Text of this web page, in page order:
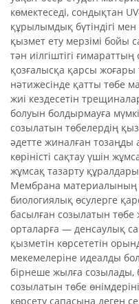
көмектеседі, сондықтан
құрылымдық бүтіндігі
қызмет ету мерзімі бойы
тән иілгіштігі
қозғалысқа қарсы жоғары
нәтижесінде қатты төбе
жиі кездесетін
болуын болдырмауға
созылатын төбелердің
әдетте жиналған
көріністі сақтау үшін
жұмсақ тазарту
Мембрана материалының
биологиялық өсулерге
басылған созылатын
орталарға — денсаулық
қызметін көрсететін
мекемелеріне идеалды
бірнеше жылға созылады,
созылатын төбе
көрсету сапасына деген